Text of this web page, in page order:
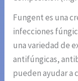
Fungent es una
infecciones
una variedad de
antifúngicas,
pueden ayudar a